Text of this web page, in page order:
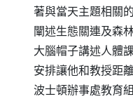
著與當天主題相關
闡述生態關連及森
大腦帽子講述人體
安排讓他和教授距
波士頓辦事處教育組